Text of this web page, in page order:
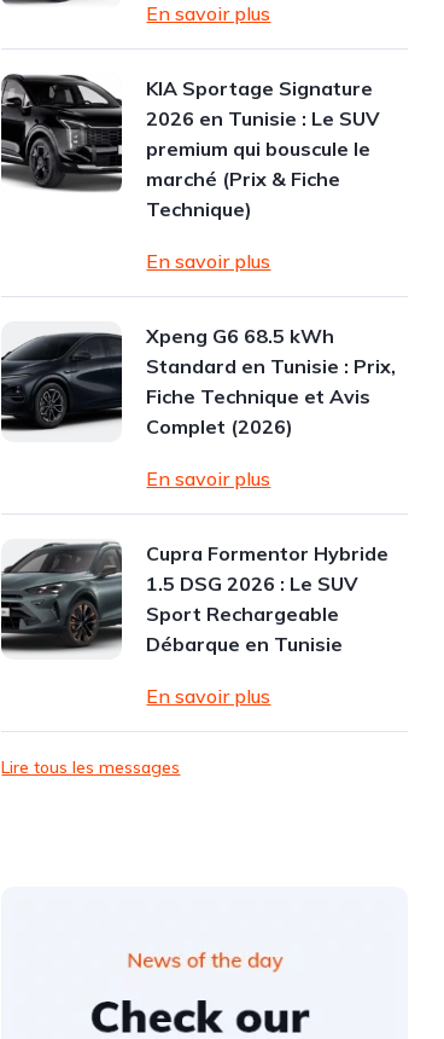
En savoir plus
KIA Sportage Signature
2026 en Tunisie : Le SUV
premium qui bouscule le
marché (Prix & Fiche
Technique)
En savoir plus
Xpeng G6 68.5 kWh
Standard en Tunisie : Prix,
Fiche Technique et Avis
Complet (2026)
En savoir plus
Cupra Formentor Hybride
1.5 DSG 2026 : Le SUV
Sport Rechargeable
Débarque en Tunisie
En savoir plus
Lire tous les messages